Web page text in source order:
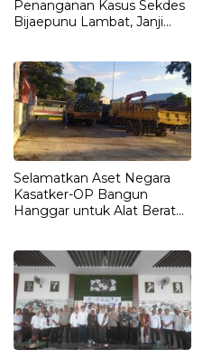
Penanganan Kasus Sekdes
Bijaepunu Lambat, Janji
Selamatkan Aset Negara
Kasatker-OP Bangun
Hanggar untuk Alat Berat